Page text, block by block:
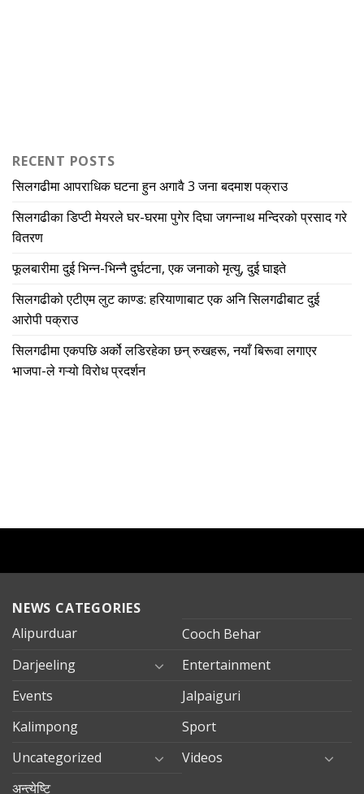
RECENT POSTS
सिलगढीमा आपराधिक घटना हुन अगावै 3 जना बदमाश पक्राउ
सिलगढीका डिप्टी मेयरले घर-घरमा पुगेर दिघा जगन्नाथ मन्दिरको प्रसाद गरे
वितरण
फूलबारीमा दुई भिन्न-भिन्नै दुर्घटना, एक जनाको मृत्यु, दुई घाइते
सिलगढीको एटीएम लुट काण्ड: हरियाणाबाट एक अनि सिलगढीबाट दुई
आरोपी पक्राउ
सिलगढीमा एकपछि अर्को लडिरहेका छन् रुखहरू, नयाँ बिरूवा लगाएर
भाजपा-ले गऱ्यो विरोध प्रदर्शन
NEWS CATEGORIES
Alipurduar
Cooch Behar
Darjeeling
Entertainment
Events
Jalpaiguri
Kalimpong
Sport
Uncategorized
Videos
अन्त्येष्टि